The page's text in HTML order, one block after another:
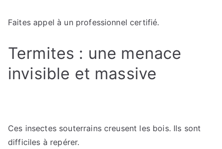
Faites appel à un professionnel certifié.
Termites : une menace
invisible et massive
Ces insectes souterrains creusent les bois. Ils sont
difficiles à repérer.